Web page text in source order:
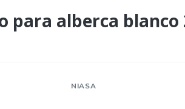
para alberca blanco
NIASA